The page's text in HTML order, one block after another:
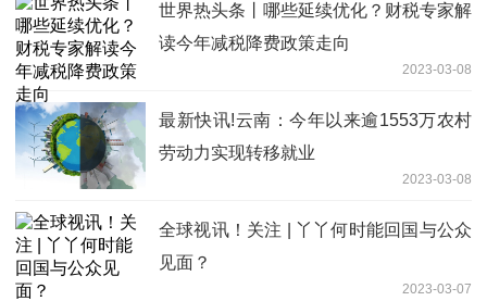
世界热头条丨哪些延续优化？财税专家解
读今年减税降费政策走向
2023-03-08
最新快讯!云南：今年以来逾1553万农村
劳动力实现转移就业
2023-03-08
全球视讯！关注 | 丫丫何时能回国与公众
见面？
2023-03-07